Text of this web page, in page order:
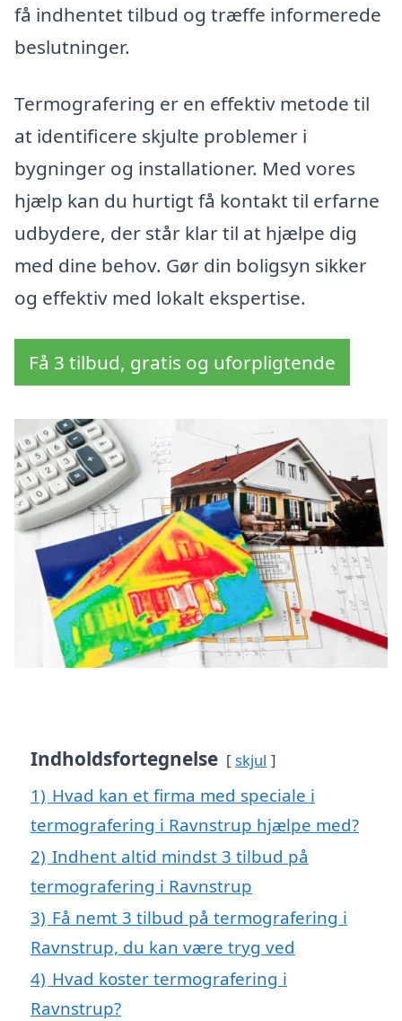
få indhentet tilbud og træffe informerede
beslutninger.
Termografering er en effektiv metode til
at identificere skjulte problemer i
bygninger og installationer. Med vores
hjælp kan du hurtigt få kontakt til erfarne
udbydere, der står klar til at hjælpe dig
med dine behov. Gør din boligsyn sikker
og effektiv med lokalt ekspertise.
Få 3 tilbud, gratis og uforpligtende
Indholdsfortegnelse skjul
1) Hvad kan et firma med speciale i
termografering i Ravnstrup hjælpe med?
2) Indhent altid mindst 3 tilbud på
termografering i Ravnstrup
3) Få nemt 3 tilbud på termografering i
Ravnstrup, du kan være tryg ved
4) Hvad koster termografering i
Ravnstrup?